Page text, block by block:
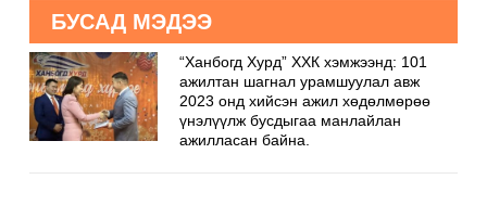
БУСАД МЭДЭЭ
“Ханбогд Хурд” ХХК хэмжээнд: 101
ажилтан шагнал урамшуулал авж
2023 онд хийсэн ажил хөдөлмөрөө
үнэлүүлж бусдыгаа манлайлан
ажилласан байна.